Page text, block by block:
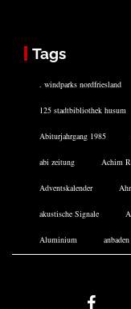
Tags
. windparks nordfriesland
125 stadtbibliothek husum
Abiturjahrgang 1985
abi zeitung Achim
Adventskalender
akustische Signale
Aluminium